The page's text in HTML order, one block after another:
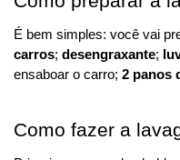
É bem simples: você vai
carros; desengraxante;
ensaboar o carro; 2 panos
Como fazer a